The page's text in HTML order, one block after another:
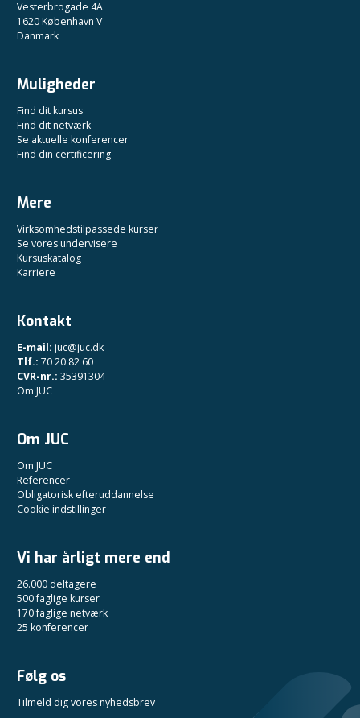
Vesterbrogade 4A
1620 København V
Danmark
Muligheder
Find dit kursus
Find dit netværk
Se aktuelle konferencer
Find din certificering
Mere
Virksomhedstilpassede kurser
Se vores undervisere
Kursuskatalog
Karriere
Kontakt
E-mail: juc@juc.dk
Tlf.: 70 20 82 60
CVR-nr.: 35391304
Om JUC
Om JUC
Om JUC
Referencer
Obligatorisk efteruddannelse
Cookie indstillinger
Vi har årligt mere end
26.000 deltagere
500 faglige kurser
170 faglige netværk
25 konferencer
Følg os
Tilmeld dig vores nyhedsbrev